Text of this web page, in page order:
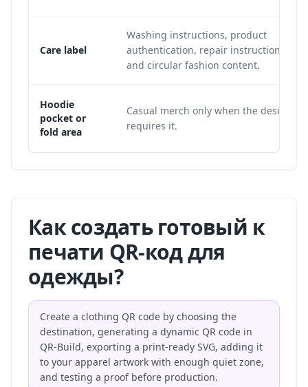
Care label
Washing instructions, product
authentication, repair instructions,
and circular fashion content.
Hoodie
pocket or
fold area
Casual merch only when the design
requires it.
Как создать готовый к
печати QR-код для
одежды?
Create a clothing QR code by choosing the
destination, generating a dynamic QR code in
QR-Build, exporting a print-ready SVG, adding it
to your apparel artwork with enough quiet zone,
and testing a proof before production.